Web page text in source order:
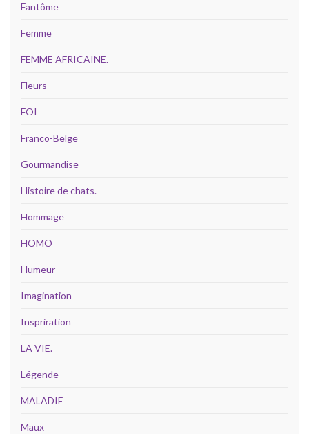
Fantôme
Femme
FEMME AFRICAINE.
Fleurs
FOI
Franco-Belge
Gourmandise
Histoire de chats.
Hommage
HOMO
Humeur
Imagination
Inspriration
LA VIE.
Légende
MALADIE
Maux